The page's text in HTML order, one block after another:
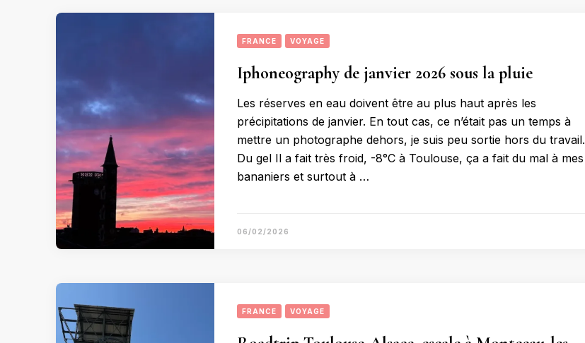
FRANCE VOYAGE
Iphoneography de janvier 2026 sous la pluie
Les réserves en eau doivent être au plus haut après les
précipitations de janvier. En tout cas, ce n’était pas un temps à
mettre un photographe dehors, je suis peu sortie hors du travail.
Du gel Il a fait très froid, -8°C à Toulouse, ça a fait du mal à mes
bananiers et surtout à …
06/02/2026
FRANCE VOYAGE